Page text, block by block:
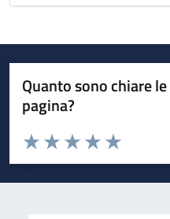
Quanto sono chiare
pagina?
Valuta da 1 a 5 stelle la pagina
Valuta 5
Valuta 4 stelle
Valuta 3 stelle su 5
Valuta 2 stelle su 5
Valuta 1 stelle su 5